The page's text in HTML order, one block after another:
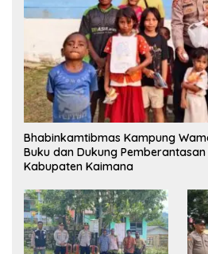
Bhabinkamtibmas Kampung
Buku dan Dukung
Kabupaten Kaimana